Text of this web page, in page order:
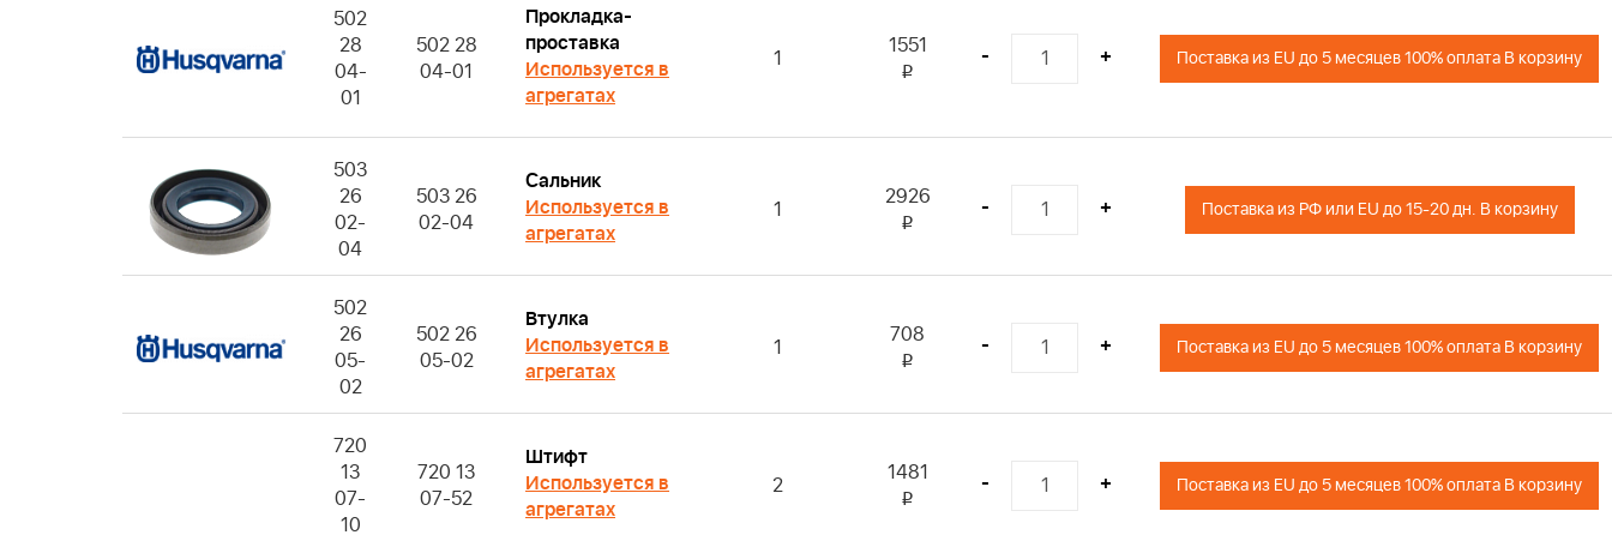
502
28
04-
01
502 28
04-01
Прокладка-
проставка
Используется в
агрегатах
1 1551
i
- + Поставка из EU до 5 месяцев 100% оплата В корзину
503
26
02-
04
503 26
02-04
Сальник
Используется в
агрегатах
1 2926
i
- + Поставка из РФ или EU до 15-20 дн. В корзину
502
26
05-
02
502 26
05-02
Втулка
Используется в
агрегатах
1 708
i
- + Поставка из EU до 5 месяцев 100% оплата В корзину
720
13
07-
10
720 13
07-52
Штифт
Используется в
агрегатах
2 1481
i
- + Поставка из EU до 5 месяцев 100% оплата В корзину